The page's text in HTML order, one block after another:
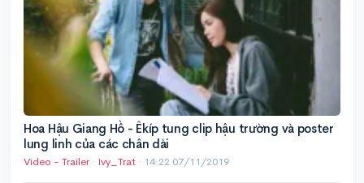
Hoa Hậu Giang Hồ - Êkíp tung clip hậu trường và poster
lung linh của các chân dài
Video - Trailer · Ivy_Trat · 14:22 07/11/2019